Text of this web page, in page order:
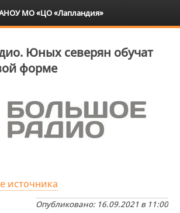
Юных северян обучат
форме
источника
Опубликовано: 16.09.2021 в 11:00
МО «ЦО «Лапландия»